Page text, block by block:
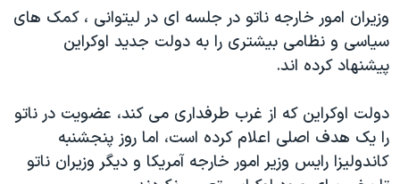
به
صفحه
اصلی
به
جستجو
آمریکا
جهان
ورزشی
گزیده‌ها
ویژه برنامه‌ها
ویدیوها
جدول برنامه ها
صفحه‌های ویژه
جام جهانی ۲۰۲۶
عملیات خشم حماسی
۲۵۰سالگی آمریکا
بایگانی برنامه‌های تلویزیونی
فرکانس‌های صدای آمریکا
پخش رادیویی
یادگیری زبان انگلیسی
وزيران امور خارجه ناتو در جلسه ای در ليتوانی ، کمک های
سياسی و نظامی بيشتری را به دولت جديد اوکراين
پيشنهاد کرده اند.
دولت اوکراين که از غرب طرفداری می کند، عضويت در ناتو
را يک هدف اصلی اعلام کرده است، اما روز پنجشنبه
کاندوليزا رايس وزير امور خارجه آمريکا و ديگر وزيران ناتو